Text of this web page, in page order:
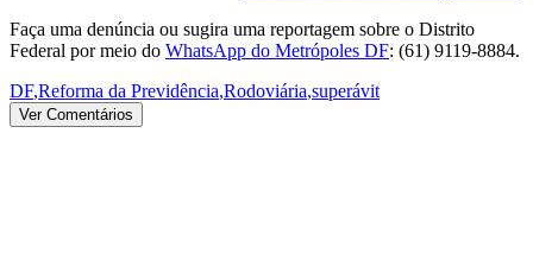
Faça uma denúncia ou sugira uma reportagem sobre o Distrito
Federal por meio do WhatsApp do Metrópoles DF: (61) 9119-8884.
DF,Reforma da Previdência,Rodoviária,superávit
Ver Comentários